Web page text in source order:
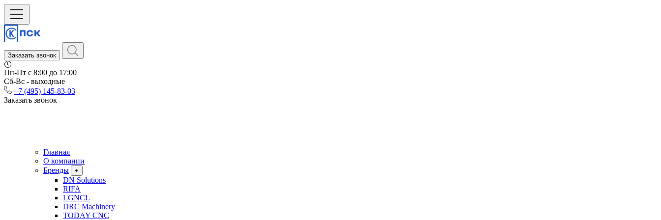
Заказать звонок
Пн-Пт c 8:00 до 17:00
Сб-Вс - выходные
+7 (495) 145-83-03
Заказать звонок
Главная
О компании
Бренды
+
DN Solutions
RIFA
LGNCL
DRC Machinery
TODAY CNC